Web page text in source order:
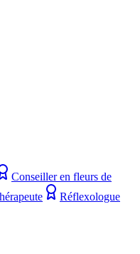
Conseiller en fleurs de
Réflexologue